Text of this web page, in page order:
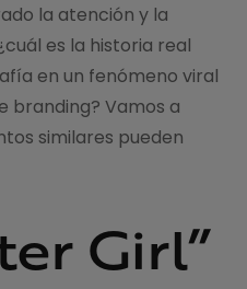
la atención y la
es la historia real
en un fenómeno viral
branding? Vamos a
similares pueden
Girl”